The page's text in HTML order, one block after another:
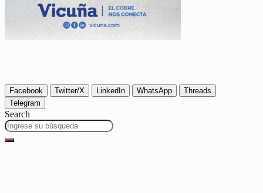
Facebook Twitter/X LinkedIn WhatsApp
Threads
Telegram
Search